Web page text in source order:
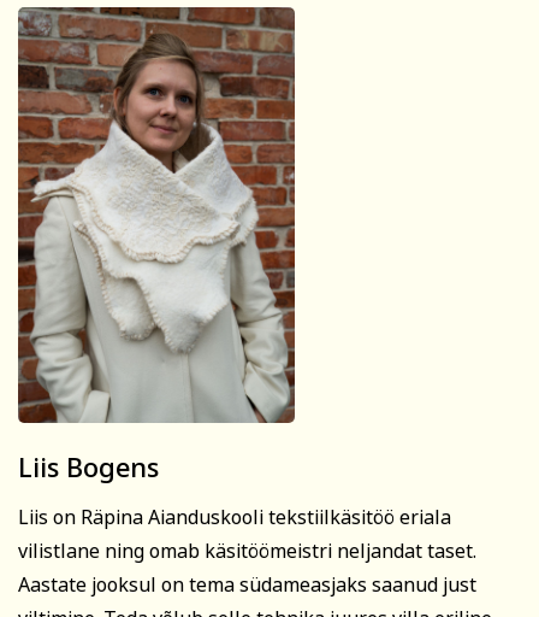
Liis Bogens
Liis on Räpina Aianduskooli tekstiilkäsitöö eriala
vilistlane ning omab käsitöömeistri neljandat taset.
Aastate jooksul on tema südameasjaks saanud just